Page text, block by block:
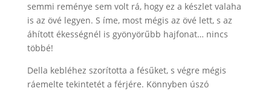
semmi reménye sem volt rá, hogy ez a készlet valaha
is az övé legyen. S íme, most mégis az övé lett, s az
áhított ékességnél is gyönyörűbb hajfonat… nincs
többé!
Della kebléhez szorította a fésűket, s végre mégis
ráemelte tekintetét a férjére. Könnyben úszó